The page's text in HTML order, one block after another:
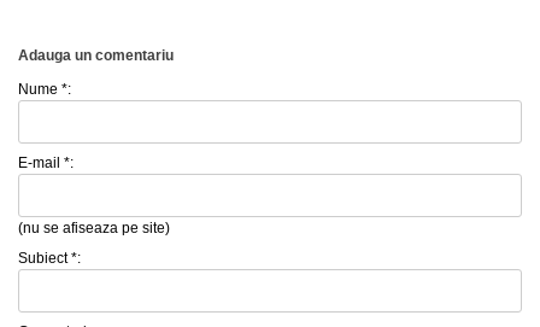
Adauga un comentariu
Nume *:
E-mail *:
(nu se afiseaza pe site)
Subiect *: